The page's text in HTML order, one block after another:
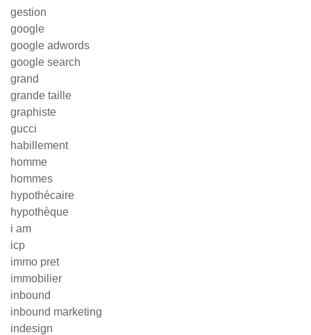
gestion
google
google adwords
google search
grand
grande taille
graphiste
gucci
habillement
homme
hommes
hypothécaire
hypothèque
i am
icp
immo pret
immobilier
inbound
inbound marketing
indesign